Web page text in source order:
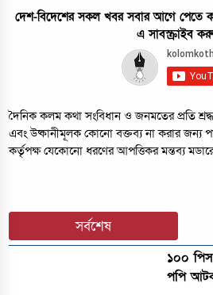
দেশ-বিদেশের সকল খবর সবার আগে পেতে
এ সাবস্ক্রাইব
দৈনিক কলম কথা সংবিধান ও জনমতের প্রতি
এবং উষ্কানীমূলক কোনো বক্তব্য না করার জন্য
কর্তৃপক্ষ যেকোনো ধরণের আপত্তিকর মন্তব্য
সর্বশেষ
১০০
পপি